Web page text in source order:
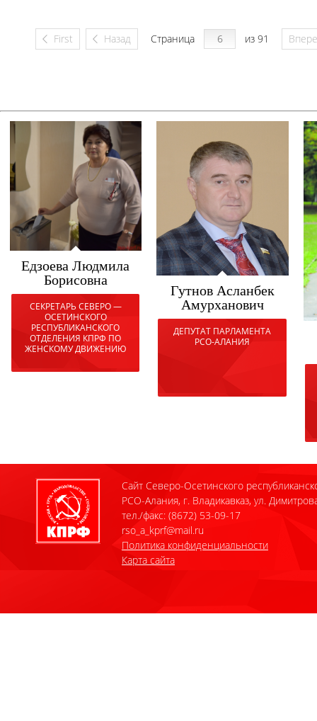
First Назад Страница из 91
Едзоева Людмила
Борисовна
СЕКРЕТАРЬ СЕВЕРО —
ОСЕТИНСКОГО
РЕСПУБЛИКАНСКОГО
ОТДЕЛЕНИЯ КПРФ ПО
ЖЕНСКОМУ ДВИЖЕНИЮ
Гутнов Асланбек
Амурханович
ДЕПУТАТ ПАРЛАМЕНТА
РСО-АЛАНИЯ
Сайт Северо-Осетинского
РСО-Алания, г. Владикавказ, ул.
тел./факс: (8672) 53-09-17
rso_a_kprf@mail.ru
Политика конфиденциальности
Карта сайта